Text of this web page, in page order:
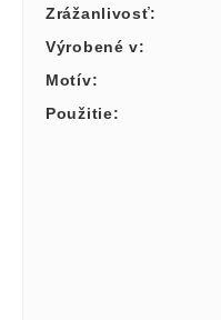
Zrážanlivosť:
Výrobené v:
Motív:
Použitie: